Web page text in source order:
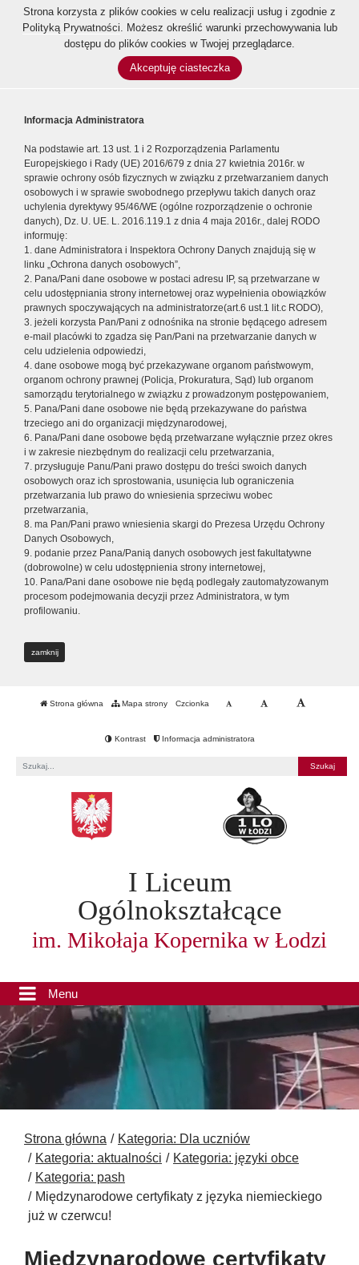
Strona korzysta z plików cookies w celu realizacji usług i zgodnie z
Polityką Prywatności. Możesz określić warunki przechowywania lub
dostępu do plików cookies w Twojej przeglądarce.
Akceptuję ciasteczka
Informacja Administratora
Na podstawie art. 13 ust. 1 i 2 Rozporządzenia Parlamentu
Europejskiego i Rady (UE) 2016/679 z dnia 27 kwietnia 2016r. w
sprawie ochrony osób fizycznych w związku z przetwarzaniem danych
osobowych i w sprawie swobodnego przepływu takich danych oraz
uchylenia dyrektywy 95/46/WE (ogólne rozporządzenie o ochronie
danych), Dz. U. UE. L. 2016.119.1 z dnia 4 maja 2016r., dalej RODO
informuję:
1. dane Administratora i Inspektora Ochrony Danych znajdują się w
linku „Ochrona danych osobowych”,
2. Pana/Pani dane osobowe w postaci adresu IP, są przetwarzane w
celu udostępniania strony internetowej oraz wypełnienia obowiązków
prawnych spoczywających na administratorze(art.6 ust.1 lit.c RODO),
3. jeżeli korzysta Pan/Pani z odnośnika na stronie będącego adresem
e-mail placówki to zgadza się Pan/Pani na przetwarzanie danych w
celu udzielenia odpowiedzi,
4. dane osobowe mogą być przekazywane organom państwowym,
organom ochrony prawnej (Policja, Prokuratura, Sąd) lub organom
samorządu terytorialnego w związku z prowadzonym postępowaniem,
5. Pana/Pani dane osobowe nie będą przekazywane do państwa
trzeciego ani do organizacji międzynarodowej,
6. Pana/Pani dane osobowe będą przetwarzane wyłącznie przez okres
i w zakresie niezbędnym do realizacji celu przetwarzania,
7. przysługuje Panu/Pani prawo dostępu do treści swoich danych
osobowych oraz ich sprostowania, usunięcia lub ograniczenia
przetwarzania lub prawo do wniesienia sprzeciwu wobec
przetwarzania,
8. ma Pan/Pani prawo wniesienia skargi do Prezesa Urzędu Ochrony
Danych Osobowych,
9. podanie przez Pana/Panią danych osobowych jest fakultatywne
(dobrowolne) w celu udostępnienia strony internetowej,
10. Pana/Pani dane osobowe nie będą podlegały zautomatyzowanym
procesom podejmowania decyzji przez Administratora, w tym
profilowaniu.
zamknij
Strona główna Mapa strony Czcionka
Kontrast Informacja administratora
I Liceum
Ogólnokształcące
im. Mikołaja Kopernika w Łodzi
Menu
Strona główna
Kategoria: Dla uczniów
Kategoria: aktualności
Kategoria: języki obce
Kategoria: pash
Międzynarodowe certyfikaty z języka niemieckiego
już w czerwcu!
Międzynarodowe certyfikaty